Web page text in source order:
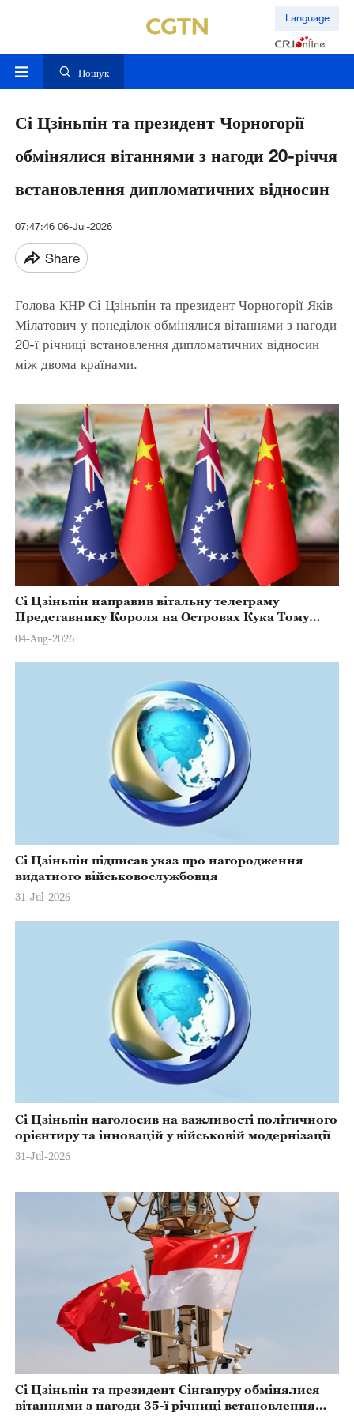
Language
Пошук
Сі Цзіньпін та президент Чорногорії
обмінялися вітаннями з нагоди 20-річчя
встановлення дипломатичних відносин
07:47:46 06-Jul-2026
Share
Голова КНР Сі Цзіньпін та президент Чорногорії Яків
Мілатович у понеділок обмінялися вітаннями з нагоди
20-ї річниці встановлення дипломатичних відносин
між двома країнами.
Сі Цзіньпін направив вітальну телеграму
Представнику Короля на Островах Кука Тому
Марстерсу з нагоди Дня Конституції
04-Aug-2026
Сі Цзіньпін підписав указ про нагородження
видатного військовослужбовця
31-Jul-2026
Сі Цзіньпін наголосив на важливості політичного
орієнтиру та інновацій у військовій модернізації
31-Jul-2026
Сі Цзіньпін та президент Сінгапуру обмінялися
вітаннями з нагоди 35-ї річниці встановлення